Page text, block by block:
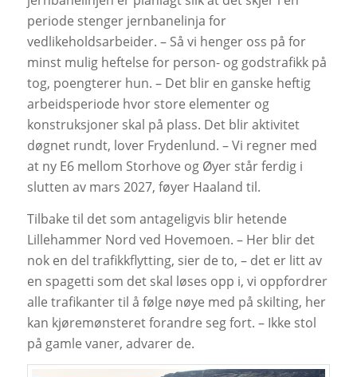
periode stenger jernbanelinja for
vedlikeholdsarbeider. – Så vi henger oss på for
minst mulig heftelse for person- og godstrafikk på
tog, poengterer hun. – Det blir en ganske heftig
arbeidsperiode hvor store elementer og
konstruksjoner skal på plass. Det blir aktivitet
døgnet rundt, lover Frydenlund. – Vi regner med
at ny E6 mellom Storhove og Øyer står ferdig i
slutten av mars 2027, føyer Haaland til.
Tilbake til det som antageligvis blir hetende
Lillehammer Nord ved Hovemoen. – Her blir det
nok en del trafikkflytting, sier de to, – det er litt av
en spagetti som det skal løses opp i, vi oppfordrer
alle trafikanter til å følge nøye med på skilting, her
kan kjøremønsteret forandre seg fort. – Ikke stol
på gamle vaner, advarer de.